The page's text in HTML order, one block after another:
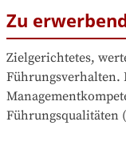
Zu
Zielgerichtetes,
Führungsverhalten.
Führungsqualitäten